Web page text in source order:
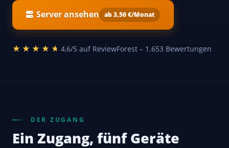
Server ansehen ab 3,50 €/Monat
★★★★★
★★★★★ 4,6/5 auf ReviewForest – 1.653 Bewertungen
DER ZUGANG
Ein Zugang, fünf Geräte